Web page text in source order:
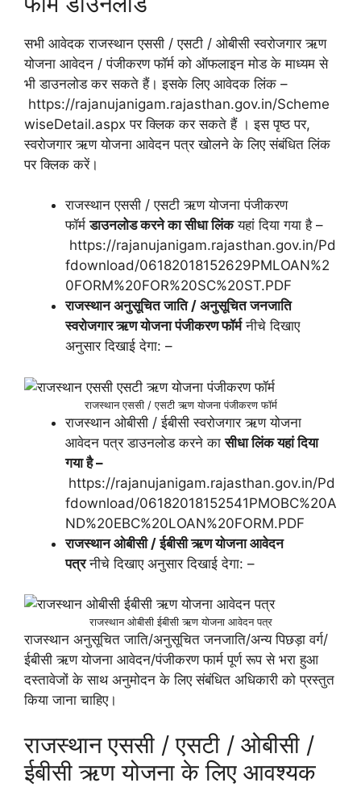
सभी आवेदक राजस्थान एससी / एसटी / ओबीसी स्वरोजगार ऋण
योजना आवेदन / पंजीकरण फॉर्म को ऑफलाइन मोड के माध्यम से
भी डाउनलोड कर सकते हैं। इसके लिए आवेदक लिंक –
https://rajanujanigam.rajasthan.gov.in/Scheme
wiseDetail.aspx पर क्लिक कर सकते हैं । इस पृष्ठ पर,
स्वरोजगार ऋण योजना आवेदन पत्र खोलने के लिए संबंधित लिंक
पर क्लिक करें।
राजस्थान एससी / एसटी ऋण योजना पंजीकरण
फॉर्मडाउनलोड करने का सीधा लिंकयहां दिया गया है –
https://rajanujanigam.rajasthan.gov.in/Pd
fdownload/06182018152629PMLOAN%2
0FORM%20FOR%20SC%20ST.PDF
राजस्थान अनुसूचित जाति / अनुसूचित जनजाति
स्वरोजगार ऋण योजना पंजीकरण फॉर्मनीचे दिखाए
अनुसार दिखाई देगा: –
राजस्थान एससी / एसटी ऋण योजना पंजीकरण फॉर्म
राजस्थान ओबीसी / ईबीसी स्वरोजगार ऋण योजना
आवेदन पत्र डाउनलोड करने कासीधा लिंक यहां दिया
गया है –
https://rajanujanigam.rajasthan.gov.in/Pd
fdownload/06182018152541PMOBC%20A
ND%20EBC%20LOAN%20FORM.PDF
राजस्थान ओबीसी / ईबीसी ऋण योजना आवेदन
पत्रनीचे दिखाए अनुसार दिखाई देगा: –
राजस्थान ओबीसी ईबीसी ऋण योजना आवेदन पत्र
राजस्थान अनुसूचित जाति/अनुसूचित जनजाति/अन्य पिछड़ा वर्ग/
ईबीसी ऋण योजना आवेदन/पंजीकरण फार्म पूर्ण रूप से भरा हुआ
दस्तावेजों के साथ अनुमोदन के लिए संबंधित अधिकारी को प्रस्तुत
किया जाना चाहिए।
राजस्थान एससी / एसटी / ओबीसी /
ईबीसी ऋण योजना के लिए आवश्यक